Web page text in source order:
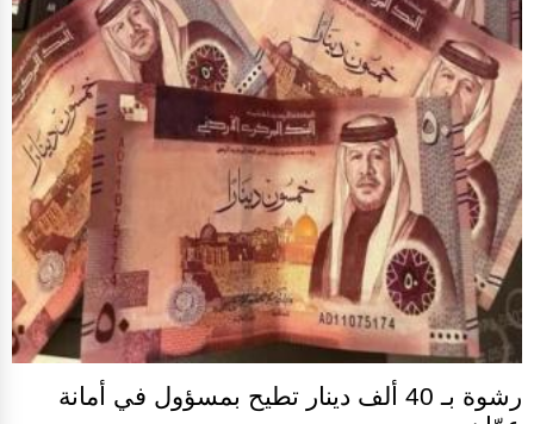
رشوة بـ 40 ألف دينار تطيح بمسؤول في أمانة